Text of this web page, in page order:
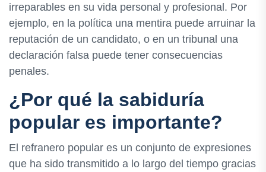
irreparables en su vida personal y profesional. Por
ejemplo, en la política una mentira puede arruinar la
reputación de un candidato, o en un tribunal una
declaración falsa puede tener consecuencias
penales.
¿Por qué la sabiduría
popular es importante?
El refranero popular es un conjunto de expresiones
que ha sido transmitido a lo largo del tiempo gracias